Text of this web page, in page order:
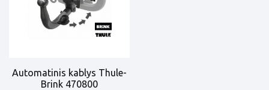
Automatinis kablys Thule-
Brink 470800